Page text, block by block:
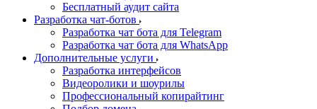
Бесплатный аудит сайта
Разработка чат-ботов
Разработка чат бота для Telegram
Разработка чат бота для WhatsApp
Дополнительные услуги
Разработка интерфейсов
Видеоролики и шоурилы
Профессиональный копирайтинг